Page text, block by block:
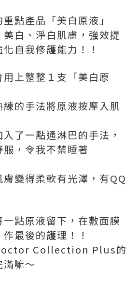
點產品「美白原液」
白、淨白肌膚，強效提
自我修護能力！！
上整整１支「美白原
的手法將原液按摩入肌
了一點通淋巴的手法，
，令我不禁睡著
變得柔軟有光澤，有QQ
點原液留下，在敷面膜
最後的護理！！
Collection Plus的
嘛～